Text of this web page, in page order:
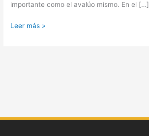
importante como el avalúo mismo. En el […]
Leer más »